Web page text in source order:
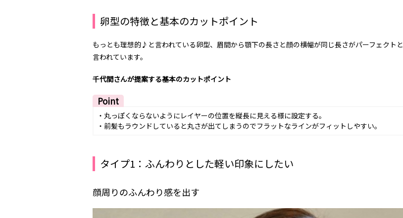
卵型の特徴と基本のカットポイント
もっとも理想的♪と言われている卵型、眉間から顎下の長さと顔の横幅が同じ長さがパーフェクトと
言われています。
千代間さんが提案する基本のカットポイント
Point
・丸っぽくならないようにレイヤーの位置を縦長に見える様に設定する。
・前髪もラウンドしていると丸さが出てしまうのでフラットなラインがフィットしやすい。
タイプ1：ふんわりとした軽い印象にしたい
顔周りのふんわり感を出す